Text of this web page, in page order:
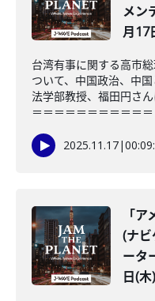
メン
月17
台湾有事に関する高市
ついて、中国政治、中
法学部教授、福田円さ
＝＝＝＝＝＝＝＝＝＝
2025.11.17|
「
(ナ
ータ
日(木)